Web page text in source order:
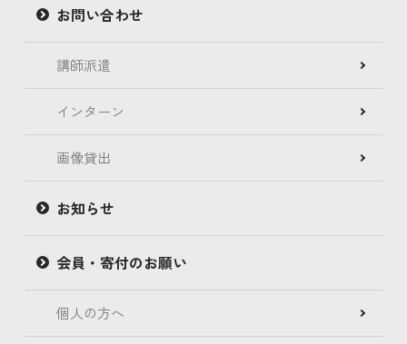
お問い合わせ
講師派遣
インターン
画像貸出
お知らせ
会員・寄付のお願い
個人の方へ